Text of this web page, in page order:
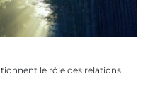
le rôle des relations